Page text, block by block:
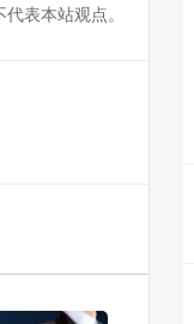
表本站观点。